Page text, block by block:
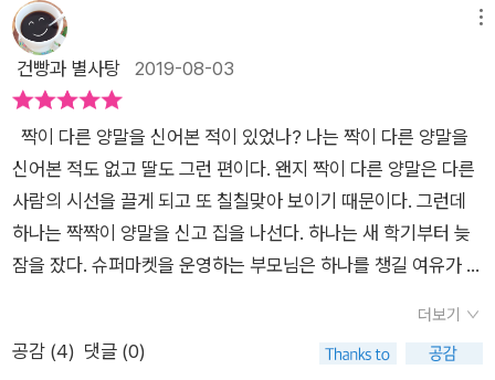
건빵과 별사탕 2019-08-03
짝이 다른 양말을 신어본 적이 있었나? 나는 짝이 다른 양말을
신어본 적도 없고 딸도 그런 편이다. 왠지 짝이 다른 양말은 다른
사람의 시선을 끌게 되고 또 칠칠맞아 보이기 때문이다. 그런데
하나는 짝짝이 양말을 신고 집을 나선다. 하나는 새 학기부터 늦
잠을 잤다. 슈퍼마켓을 운영하는 부모님은 하나를 챙길 여유가 없
학교에 늦을 것만 같아 어쩔 수 없이 짝짝이 양말을 신고 나서는
데 기분이 영 별로다.(그래도 짝짝이로 신고 나서다니 성격 쿨하
더보기
공감 (4) 댓글 (0)